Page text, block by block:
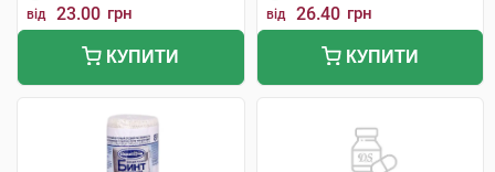
від 23.00 грн
КУПИТИ
від 26.40 грн
КУПИТИ